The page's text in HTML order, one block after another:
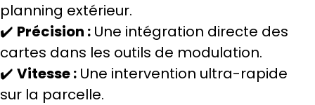
planning extérieur.
✔️ Précision : Une intégration directe des
cartes dans les outils de modulation.
✔️ Vitesse : Une intervention ultra-rapide
sur la parcelle.